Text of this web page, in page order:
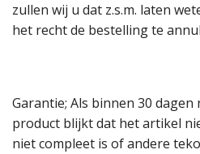
zullen wij u dat z.s.m. laten
het recht de bestelling te
Garantie; Als binnen 30 dagen
product blijkt dat het artikel
niet compleet is of andere